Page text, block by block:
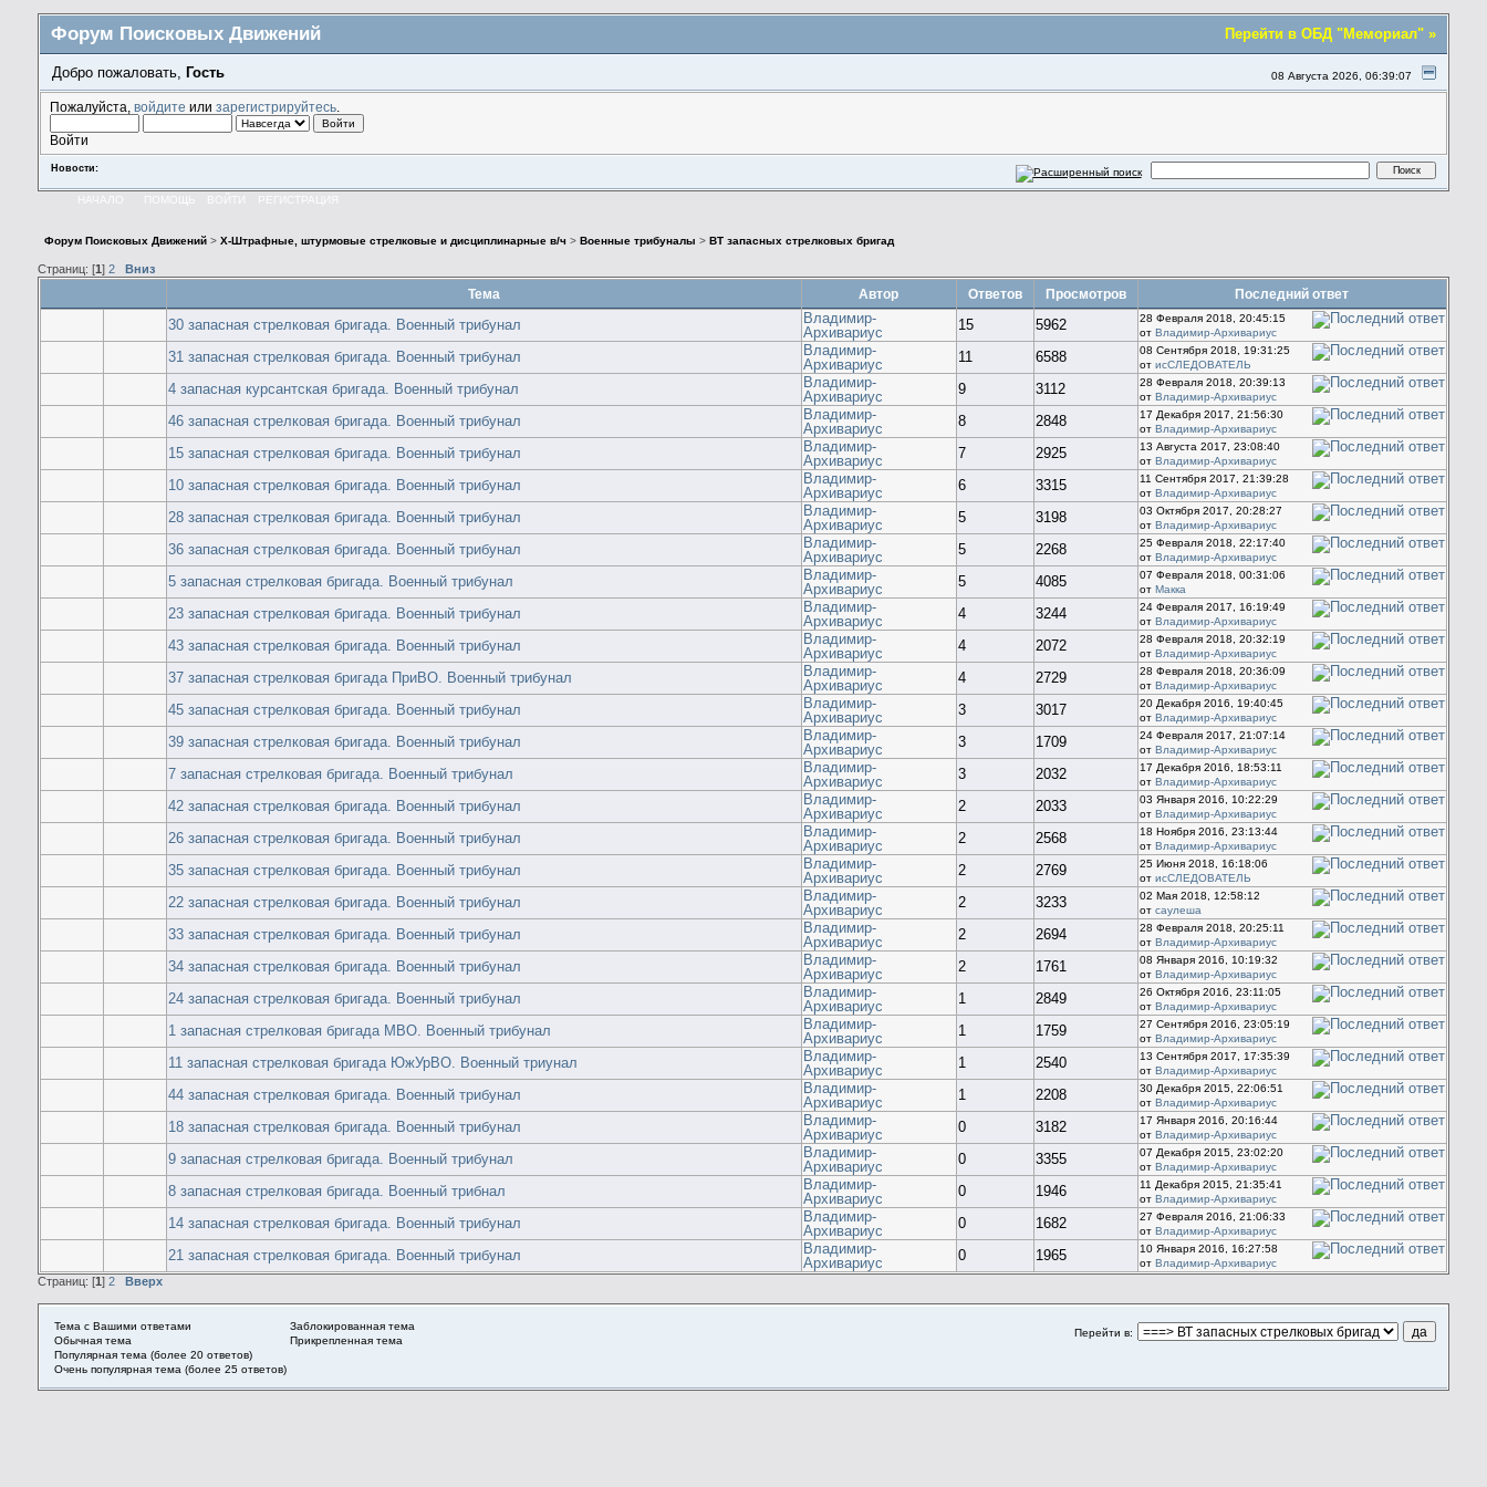
Перейти в ОБД "Мемориал" »
Форум Поисковых Движений
08 Августа 2026, 06:39:07
Добро пожаловать, Гость
Пожалуйста, войдите или зарегистрируйтесь.
Войти
Новости:
НАЧАЛО ПОМОЩЬ ВОЙТИ РЕГИСТРАЦИЯ
Форум Поисковых Движений >X-Штрафные, штурмовые стрелковые и дисциплинарные в/ч > Военные трибуналы > ВТ запасных стрелковых бригад
Страниц: [1 ] 2 Вниз
Тема Автор Ответов Просмотров Последний ответ
30 запасная стрелковая бригада. Военный трибунал
Владимир-
Архивариус
15 5962
28 Февраля 2018, 20:45:15
от Владимир-Архивариус
31 запасная стрелковая бригада. Военный трибунал
Владимир-
Архивариус
11 6588
08 Сентября 2018, 19:31:25
от исСЛЕДОВАТЕЛЬ
4 запасная курсантская бригада. Военный трибунал
Владимир-
Архивариус
9 3112
28 Февраля 2018, 20:39:13
от Владимир-Архивариус
46 запасная стрелковая бригада. Военный трибунал
Владимир-
Архивариус
8 2848
17 Декабря 2017, 21:56:30
от Владимир-Архивариус
15 запасная стрелковая бригада. Военный трибунал
Владимир-
Архивариус
7 2925
13 Августа 2017, 23:08:40
от Владимир-Архивариус
10 запасная стрелковая бригада. Военный трибунал
Владимир-
Архивариус
6 3315
11 Сентября 2017, 21:39:28
от Владимир-Архивариус
28 запасная стрелковая бригада. Военный трибунал
Владимир-
Архивариус
5 3198
03 Октября 2017, 20:28:27
от Владимир-Архивариус
36 запасная стрелковая бригада. Военный трибунал
Владимир-
Архивариус
5 2268
25 Февраля 2018, 22:17:40
от Владимир-Архивариус
5 запасная стрелковая бригада. Военный трибунал
Владимир-
Архивариус
5 4085
07 Февраля 2018, 00:31:06
от Макка
23 запасная стрелковая бригада. Военный трибунал
Владимир-
Архивариус
4 3244
24 Февраля 2017, 16:19:49
от Владимир-Архивариус
43 запасная стрелковая бригада. Военный трибунал
Владимир-
Архивариус
4 2072
28 Февраля 2018, 20:32:19
от Владимир-Архивариус
37 запасная стрелковая бригада ПриВО. Военный трибунал
Владимир-
Архивариус
4 2729
28 Февраля 2018, 20:36:09
от Владимир-Архивариус
45 запасная стрелковая бригада. Военный трибунал
Владимир-
Архивариус
3 3017
20 Декабря 2016, 19:40:45
от Владимир-Архивариус
39 запасная стрелковая бригада. Военный трибунал
Владимир-
Архивариус
3 1709
24 Февраля 2017, 21:07:14
от Владимир-Архивариус
7 запасная стрелковая бригада. Военный трибунал
Владимир-
Архивариус
3 2032
17 Декабря 2016, 18:53:11
от Владимир-Архивариус
42 запасная стрелковая бригада. Военный трибунал
Владимир-
Архивариус
2 2033
03 Января 2016, 10:22:29
от Владимир-Архивариус
26 запасная стрелковая бригада. Военный трибунал
Владимир-
Архивариус
2 2568
18 Ноября 2016, 23:13:44
от Владимир-Архивариус
35 запасная стрелковая бригада. Военный трибунал
Владимир-
Архивариус
2 2769
25 Июня 2018, 16:18:06
от исСЛЕДОВАТЕЛЬ
22 запасная стрелковая бригада. Военный трибунал
Владимир-
Архивариус
2 3233
02 Мая 2018, 12:58:12
от саулеша
33 запасная стрелковая бригада. Военный трибунал
Владимир-
Архивариус
2 2694
28 Февраля 2018, 20:25:11
от Владимир-Архивариус
34 запасная стрелковая бригада. Военный трибунал
Владимир-
Архивариус
2 1761
08 Января 2016, 10:19:32
от Владимир-Архивариус
24 запасная стрелковая бригада. Военный трибунал
Владимир-
Архивариус
1 2849
26 Октября 2016, 23:11:05
от Владимир-Архивариус
1 запасная стрелковая бригада МВО. Военный трибунал
Владимир-
Архивариус
1 1759
27 Сентября 2016, 23:05:19
от Владимир-Архивариус
11 запасная стрелковая бригада ЮжУрВО. Военный триунал
Владимир-
Архивариус
1 2540
13 Сентября 2017, 17:35:39
от Владимир-Архивариус
44 запасная стрелковая бригада. Военный трибунал
Владимир-
Архивариус
1 2208
30 Декабря 2015, 22:06:51
от Владимир-Архивариус
18 запасная стрелковая бригада. Военный трибунал
Владимир-
Архивариус
0 3182
17 Января 2016, 20:16:44
от Владимир-Архивариус
9 запасная стрелковая бригада. Военный трибунал
Владимир-
Архивариус
0 3355
07 Декабря 2015, 23:02:20
от Владимир-Архивариус
8 запасная стрелковая бригада. Военный трибнал
Владимир-
Архивариус
0 1946
11 Декабря 2015, 21:35:41
от Владимир-Архивариус
14 запасная стрелковая бригада. Военный трибунал
Владимир-
Архивариус
0 1682
27 Февраля 2016, 21:06:33
от Владимир-Архивариус
21 запасная стрелковая бригада. Военный трибунал
Владимир-
Архивариус
0 1965
10 Января 2016, 16:27:58
от Владимир-Архивариус
Страниц: [1 ] 2 Вверх
Перейти в:
Тема с Вашими ответами
Обычная тема
Популярная тема (более 20 ответов)
Очень популярная тема (более 25 ответов)
Заблокированная тема
Прикрепленная тема